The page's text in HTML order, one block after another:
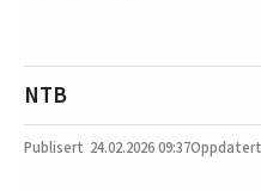
NTB
24.02.202609:37